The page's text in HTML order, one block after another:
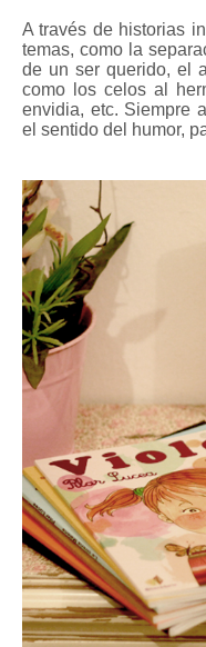
A través de historias
temas, como la
de un ser querido, el
como los celos al
envidia, etc. Siempre
el sentido del humor,